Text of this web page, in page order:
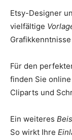
Etsy-Designer
vielfältige
Für den
finden Sie
Cliparts und
Ein weiteres
So wirkt Ihre